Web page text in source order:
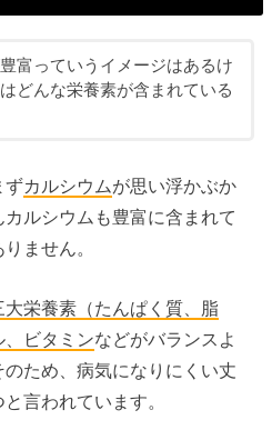
富っていうイメージはあるけ
どんな栄養素が含まれている
ずカルシウムが思い浮かぶか
ルシウムも豊富に含まれて
ません。
大栄養素（たんぱく質、脂
、ビタミンなどがバランスよ
ため、病気になりにくい丈
言われています。